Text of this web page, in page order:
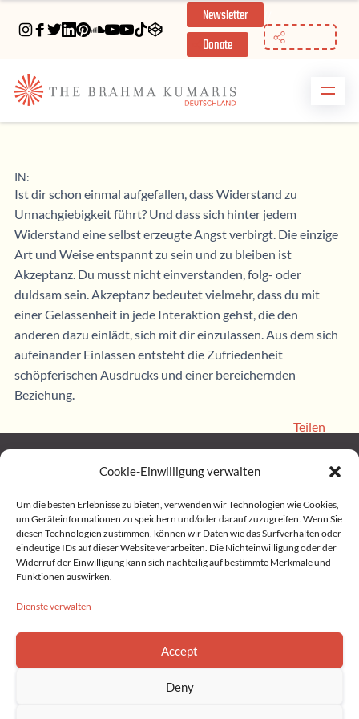
Cookie-Einwilligung verwalten
Um die besten Erlebnisse zu bieten, verwenden wir Technologien wie Cookies,
um Geräteinformationen zu speichern und/oder darauf zuzugreifen. Wenn Sie
diesen Technologien zustimmen, können wir Daten wie das Surfverhalten oder
eindeutige IDs auf dieser Website verarbeiten. Die Nichteinwilligung oder der
Widerruf der Einwilligung kann sich nachteilig auf bestimmte Merkmale und
Funktionen auswirken.
Dienste verwalten
Accept
Deny
Newsletter
Donate
IN:
Ist dir schon einmal aufgefallen, dass Widerstand zu
Unnachgiebigkeit führt? Und dass sich hinter jedem
Widerstand eine selbst erzeugte Angst verbirgt. Die einzige
Art und Weise entspannt zu sein und zu bleiben ist
Akzeptanz. Du musst nicht einverstanden, folg- oder
duldsam sein. Akzeptanz bedeutet vielmehr, dass du mit
einer Gelassenheit in jede Interaktion gehst, die den
anderen dazu einlädt, sich mit dir einzulassen. Aus dem sich
aufeinander Einlassen entsteht die Zufriedenheit
schöpferischen Ausdrucks und einer bereichernden
Beziehung.
Teilen
Home
Impressum
Cookie Policy (EU)